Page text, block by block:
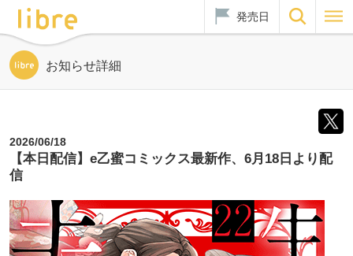
発売日
お知らせ詳細
2026/06/18
【本日配信】e乙蜜コミックス最新作、6月18日より配
信